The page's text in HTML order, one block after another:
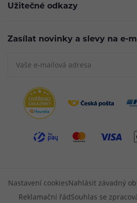
Užitečné odkazy
Zasílat novinky a slevy na e-
Nastavení cookiesNahlásit závadný
Reklamační řádSouhlas se